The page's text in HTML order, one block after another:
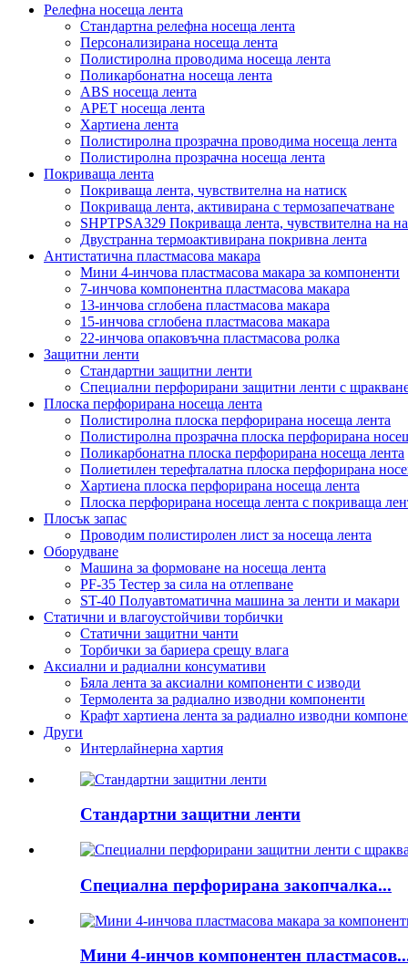
Релефна носеща лента
Стандартна релефна носеща лента
Персонализирана носеща лента
Полистиролна проводима носеща лента
Поликарбонатна носеща лента
ABS носеща лента
APET носеща лента
Хартиена лента
Полистиролна прозрачна проводима носеща лента
Полистиролна прозрачна носеща лента
Покриваща лента
Покриваща лента, чувствителна на натиск
Покриваща лента, активирана с термозапечатване
SHPTPSA329 Покриваща лента, чувствителна на
Двустранна термоактивирана покривна лента
Антистатична пластмасова макара
Мини 4-инчова пластмасова макара за компоненти
7-инчова компонентна пластмасова макара
13-инчова сглобена пластмасова макара
15-инчова сглобена пластмасова макара
22-инчова опаковъчна пластмасова ролка
Защитни ленти
Стандартни защитни ленти
Специални перфорирани защитни ленти с
Плоска перфорирана носеща лента
Полистиролна плоска перфорирана носеща лента
Полистиролна прозрачна плоска перфорирана
Поликарбонатна плоска перфорирана носеща лента
Полиетилен терефталатна плоска перфорирана
Хартиена плоска перфорирана носеща лента
Плоска перфорирана носеща лента с покриваща
Плосък запас
Проводим полистиролен лист за носеща лента
Оборудване
Машина за формоване на носеща лента
PF-35 Тестер за сила на отлепване
ST-40 Полуавтоматична машина за ленти и макари
Статични и влагоустойчиви торбички
Статични защитни чанти
Торбички за бариера срещу влага
Аксиални и радиални консумативи
Бяла лента за аксиални компоненти с изводи
Термолента за радиално изводни компоненти
Крафт хартиена лента за радиално изводни
Други
Интерлайнерна хартия
Стандартни защитни ленти
Специална перфорирана закопчалка...
Мини 4-инчов компонентен